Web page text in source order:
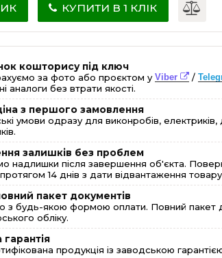
КУПИТИ В 1 КЛІК
кошторису під ключ
за фото або проєктом уViber /
аналоги без втрати якості.
з першого замовлення
умови одразу для виконробів, електриків,
залишків без проблем
надлишки після завершення об'єкта.
14 днів з дати відвантаження
пакет документів
з будь-якою формою оплати. Повний пакет
обліку.
гарантія
продукція із заводською